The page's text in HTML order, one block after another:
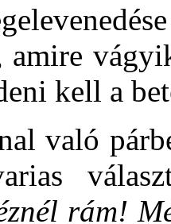
amire
kell a
való
rám!